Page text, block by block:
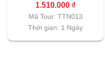
1.510.000 ₫
Mã Tour: TTN013
Thời gian: 1 Ngày